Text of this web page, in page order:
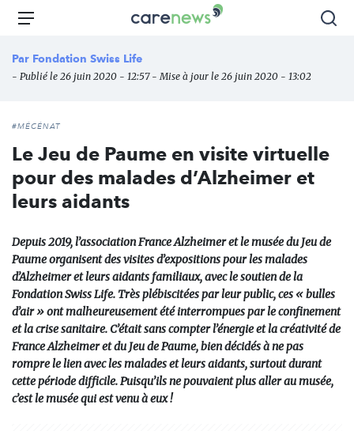
Aller
principal
Carenews,
média
des
Menu
Par Fondation Swiss Life
- Publié le 26 juin 2020 - 12:57 - Mise à jour le 26 juin 2020 - 13:02
#MÉCÉNAT
Le Jeu de Paume en visite virtuelle
pour des malades d’Alzheimer et
leurs aidants
Depuis 2019, l’association France Alzheimer et le musée du Jeu de
Paume organisent des visites d’expositions pour les malades
d’Alzheimer et leurs aidants familiaux, avec le soutien de la
Fondation Swiss Life. Très plébiscitées par leur public, ces « bulles
d’air » ont malheureusement été interrompues par le confinement
et la crise sanitaire. C’était sans compter l’énergie et la créativité de
France Alzheimer et du Jeu de Paume, bien décidés à ne pas
rompre le lien avec les malades et leurs aidants, surtout durant
cette période difficile. Puisqu’ils ne pouvaient plus aller au musée,
c’est le musée qui est venu à eux !